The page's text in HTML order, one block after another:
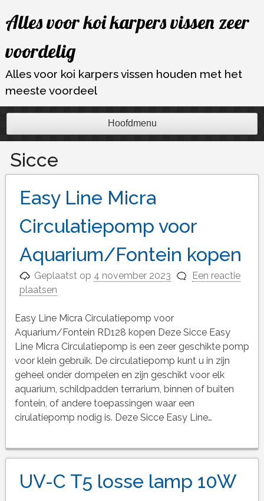
naar
inhoud
Alles voor koi karpers vissen zeer
voordelig
Alles voor koi karpers vissen houden met het
meeste voordeel
Hoofdmenu
Sicce
Easy Line Micra
Circulatiepomp voor
Aquarium/Fontein kopen
Geplaatst op 4 november 2023
Een reactie
plaatsen
Easy Line Micra Circulatiepomp voor
Aquarium/Fontein RD128 kopen Deze Sicce Easy
Line Micra Circulatiepomp is een zeer geschikte pomp
voor klein gebruik. De circulatiepomp kunt u in zijn
geheel onder dompelen en zijn geschikt voor elk
aquarium, schildpadden terrarium, binnen of buiten
fontein, of andere toepassingen waar een
cirulatiepomp nodig is. Deze Sicce Easy Line…
UV-C T5 losse lamp 10W